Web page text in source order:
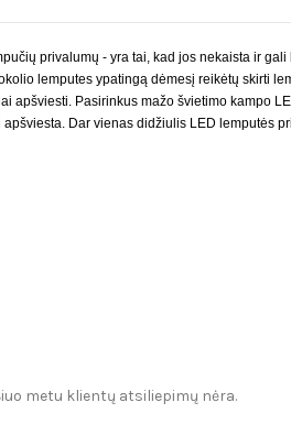
privalumų - yra tai, kad jos nekaista ir
lemputes ypatingą dėmesį reikėtų skirti
apšviesti. Pasirinkus mažo švietimo kampo
Dar vienas didžiulis LED lemputės
metu klientų atsiliepimų nėra.